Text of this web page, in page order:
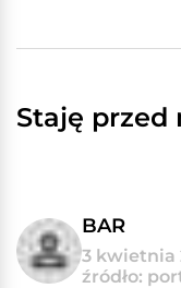
Staję
BAR
3 kwietnia
źródło: